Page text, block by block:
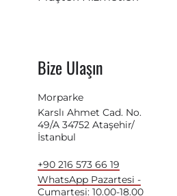
Bize Ulaşın
Morparke
Karslı Ahmet Cad. No.
49/A 34752 Ataşehir/
İstanbul
+90 216 573 66 19
WhatsApp Pazartesi -
Cumartesi: 10.00-18.00